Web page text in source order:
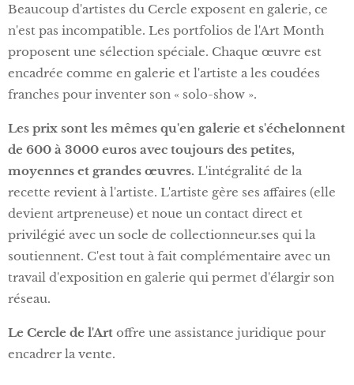
Beaucoup d'artistes du Cercle exposent en galerie, ce
n'est pas incompatible. Les portfolios de l'Art Month
proposent une sélection spéciale. Chaque œuvre est
encadrée comme en galerie et l'artiste a les coudées
franches pour inventer son « solo-show ».
Les prix sont les mêmes qu'en galerie et s'échelonnent
de 600 à 3000 euros avec toujours des petites,
moyennes et grandes œuvres. L'intégralité de la
recette revient à l'artiste. L'artiste gère ses affaires (elle
devient artpreneuse) et noue un contact direct et
privilégié avec un socle de collectionneur.ses qui la
soutiennent. C'est tout à fait complémentaire avec un
travail d'exposition en galerie qui permet d'élargir son
réseau.
Le Cercle de l'Art offre une assistance juridique pour
encadrer la vente.